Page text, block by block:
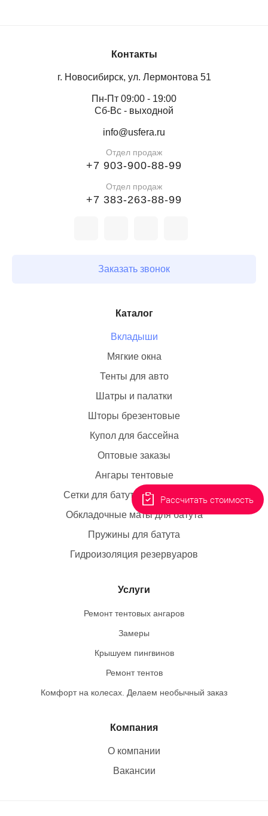
Каталог
Вкладыши
Мягкие окна
Тенты для авто
Шатры и палатки
Шторы брезентовые
Купол для бассейна
Оптовые заказы
Ангары тентовые
Сетки для батута коммерческие
Обкладочные маты для батута
Пружины для батута
Гидроизоляция резервуаров
Услуги
Ремонт тентовых ангаров
Замеры
Крышуем пингвинов
Ремонт тентов
Комфорт на колесах. Делаем необычный заказ
Компания
О компании
Вакансии
Контакты
г. Новосибирск, ул. Лермонтова 51
Пн-Пт 09:00 - 19:00
Сб-Вс - выходной
info@usfera.ru
Отдел продаж
+7 903-900-88-99
Отдел продаж
+7 383-263-88-99
Заказать звонок
Рассчитать стоимость